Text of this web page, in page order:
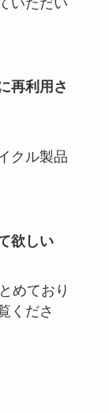
再利用さ
クル製品
欲しい
めており
くださ